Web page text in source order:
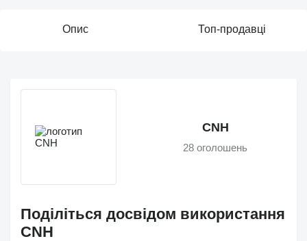
Опис Топ-продавці
CNH
28 оголошень
Поділіться досвідом використання
CNH